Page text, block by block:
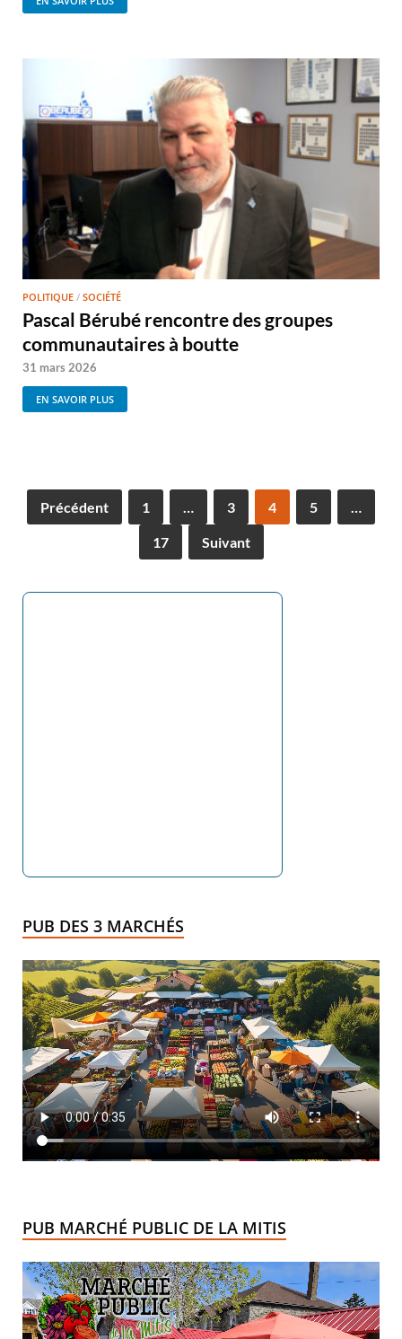
POLITIQUE / SOCIÉTÉ
Pascal Bérubé rencontre des groupes
communautaires à boutte
31 mars 2026
EN SAVOIR PLUS
Précédent 1 3 4 5
17 Suivant
PUB DES 3 MARCHÉS
PUB MARCHÉ PUBLIC DE LA MITIS